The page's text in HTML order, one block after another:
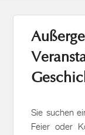
Sie suchen
Feier oder